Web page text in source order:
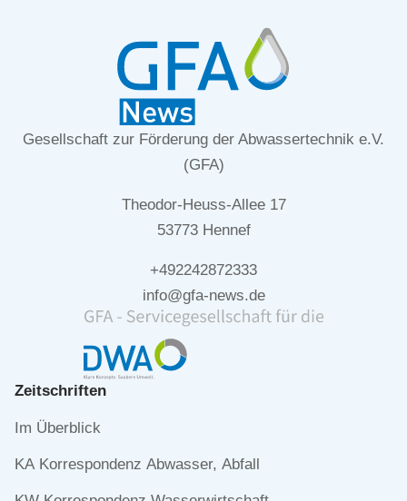
Gesellschaft zur Förderung der Abwassertechnik e.V.
(GFA)
Theodor-Heuss-Allee 17
53773 Hennef
+492242872333
info@gfa-news.de
Zeitschriften
Navigation
Im Überblick
KA Korrespondenz Abwasser, Abfall